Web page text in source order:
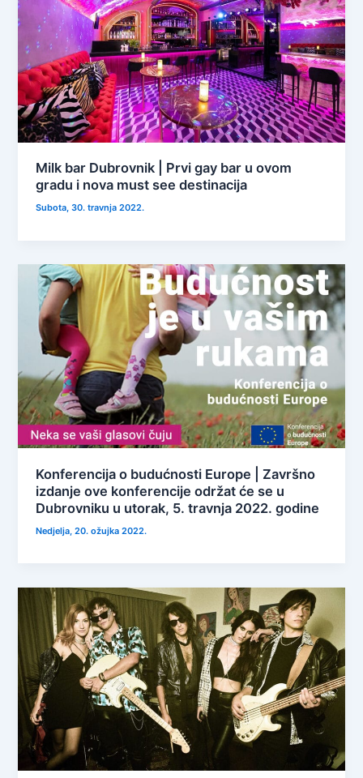
Milk bar Dubrovnik | Prvi gay bar u ovom
gradu i nova must see destinacija
Subota, 30. travnja 2022.
Konferencija o budućnosti Europe | Završno
izdanje ove konferencije održat će se u
Dubrovniku u utorak, 5. travnja 2022. godine
Nedjelja, 20. ožujka 2022.